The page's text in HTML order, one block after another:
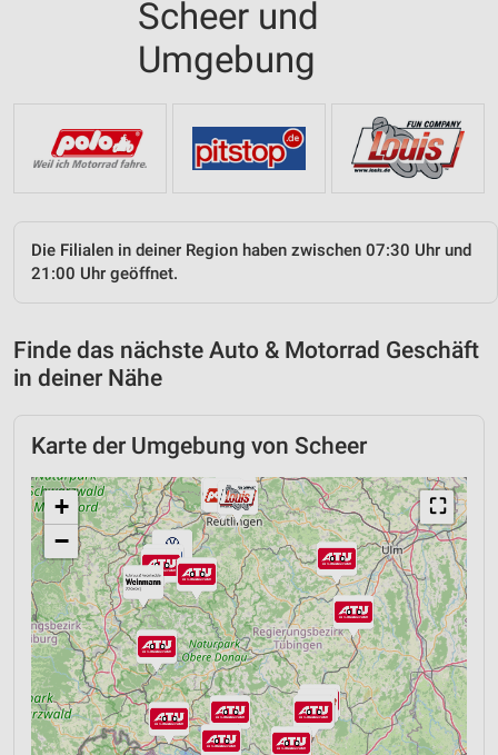
Scheer und
Umgebung
Die Filialen in deiner Region haben zwischen 07:30 Uhr und
21:00 Uhr geöffnet.
Finde das nächste Auto & Motorrad Geschäft
in deiner Nähe
Karte der Umgebung von Scheer
⛶
+
−